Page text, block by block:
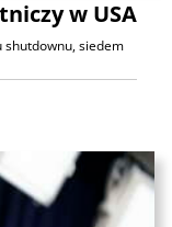
w USA
shutdownu, siedem